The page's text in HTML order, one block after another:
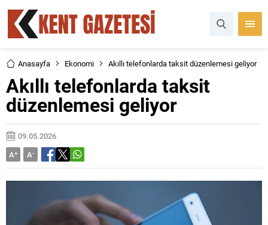
Anasayfa Ekonomi Akıllı telefonlarda taksit düzenlemesi geliyor
Akıllı telefonlarda taksit
düzenlemesi geliyor
09.05.2026
A+ A-